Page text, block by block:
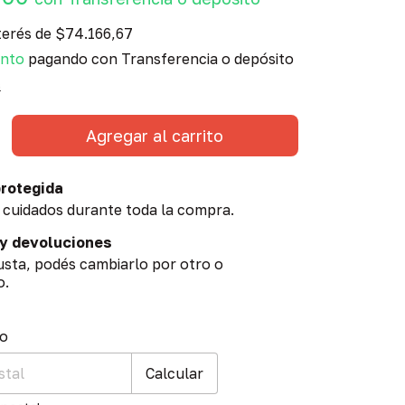
de $74.166,67
pagando con Transferencia o depósito
durante toda la compra.
devoluciones
podés cambiarlo por otro o
Calcular